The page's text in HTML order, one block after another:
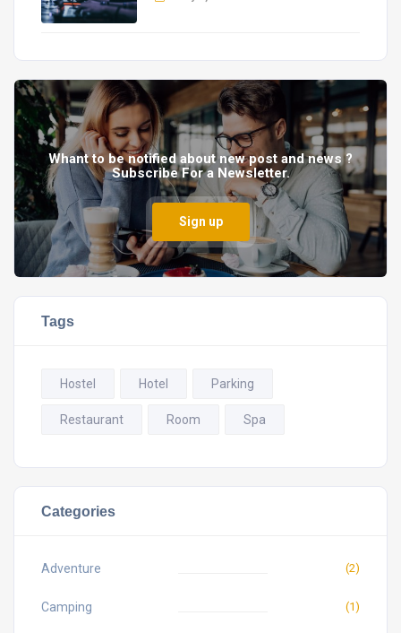
Whant to be notified about new post and news ?
Subscribe For a Newsletter.
Sign up
Tags
Hostel Hotel Parking
Restaurant Room Spa
Categories
Adventure (2)
Camping (1)